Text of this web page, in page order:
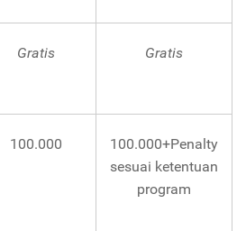
Gratis Gratis
100.000
100.000+Penalty
sesuai ketentuan
program